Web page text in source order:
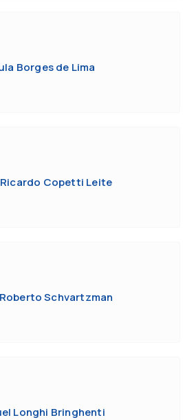
Borges de Lima
Copetti Leite
Schvartzman
Longhi Bringhenti